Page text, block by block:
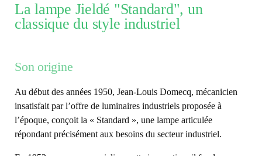
La lampe Jieldé "Standard", un
classique du style industriel
Son origine
Au début des années 1950, Jean-Louis Domecq, mécanicien
insatisfait par l’offre de luminaires industriels proposée à
l’époque, conçoit la « Standard », une lampe articulée
répondant précisément aux besoins du secteur industriel.